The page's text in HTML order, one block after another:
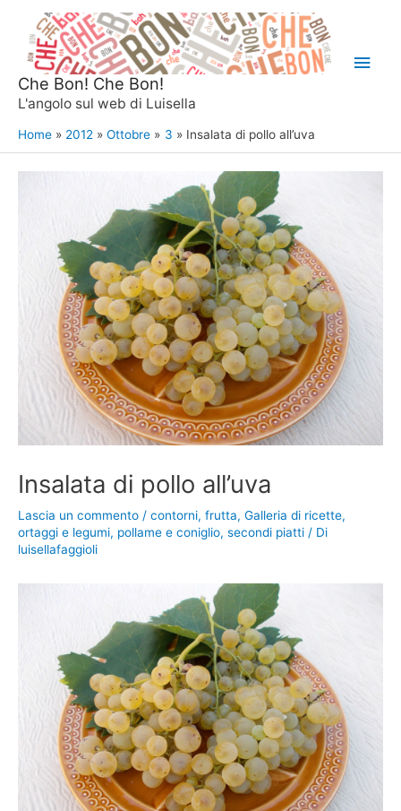
contenuto
Che Bon! Che Bon!
L'angolo sul web di Luisella
Home 2012 Ottobre 3 Insalata di pollo all’uva
Insalata di pollo all’uva
Lascia un commento / contorni, frutta, Galleria di ricette,
ortaggi e legumi, pollame e coniglio, secondi piatti / Di
luisellafaggioli